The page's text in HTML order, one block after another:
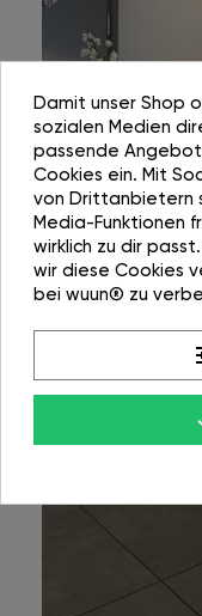
Damit unser Shop
sozialen Medien
passende
Cookies ein. Mit
von Drittanbietern
Media-Funktionen
wirklich zu dir
wir diese Cookies
bei wuun® zu